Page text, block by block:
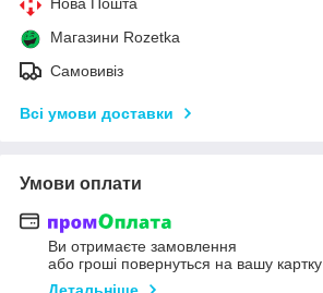
Магазини Rozetka
Самовивіз
Всі умови доставки
Умови оплати
Ви отримаєте замовлення
або гроші повернуться на вашу картку